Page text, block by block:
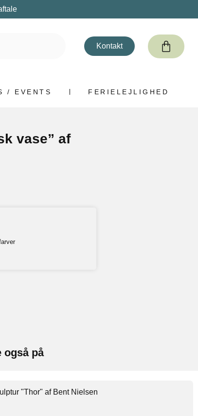
Kontakt
/ EVENTS FERIELEJLIGHED
vase” af
også på